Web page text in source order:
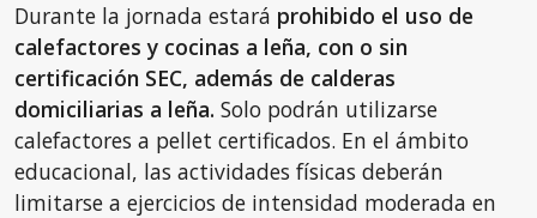
Durante la jornada estará prohibido el uso de
calefactores y cocinas a leña, con o sin
certificación SEC, además de calderas
domiciliarias a leña. Solo podrán utilizarse
calefactores a pellet certificados. En el ámbito
educacional, las actividades físicas deberán
limitarse a ejercicios de intensidad moderada en